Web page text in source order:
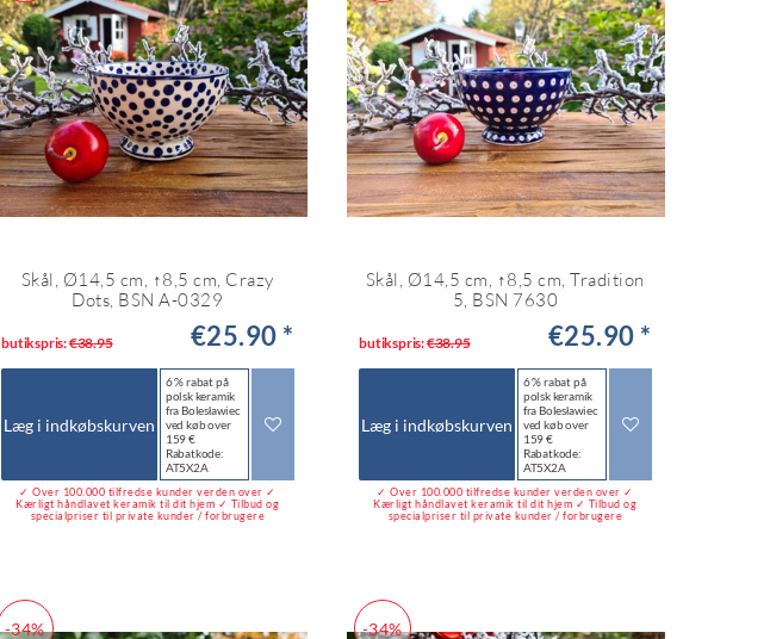
Skål, Ø14,5 cm, ↑8,5 cm, Crazy
Dots, BSN A-0329
butikspris:€38.95 €25.90 *
Læg i indkøbskurven
6 % rabat på
polsk keramik
fra Bolesławiec
ved køb over
159 €
Rabatkode:
AT5X2A
✓ Over 100.000 tilfredse kunder verden over ✓
Kærligt håndlavet keramik til dit hjem ✓ Tilbud og
specialpriser til private kunder / forbrugere
Skål, Ø14,5 cm, ↑8,5 cm, Tradition
5, BSN 7630
butikspris:€38.95 €25.90 *
Læg i indkøbskurven
6 % rabat på
polsk keramik
fra Bolesławiec
ved køb over
159 €
Rabatkode:
AT5X2A
✓ Over 100.000 tilfredse kunder verden over ✓
Kærligt håndlavet keramik til dit hjem ✓ Tilbud og
specialpriser til private kunder / forbrugere
-34% -34%